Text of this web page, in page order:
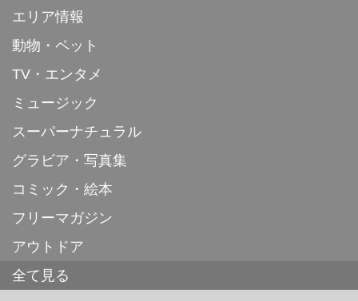
エリア情報
動物・ペット
TV・エンタメ
ミュージック
スーパーナチュラル
グラビア・写真集
コミック・絵本
フリーマガジン
アウトドア
全て見る